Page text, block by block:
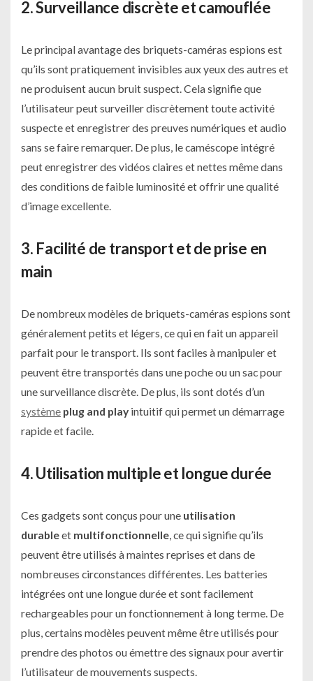
2. Surveillance discrète et camouflée
Le principal avantage des briquets-caméras espions est
qu’ils sont pratiquement invisibles aux yeux des autres et
ne produisent aucun bruit suspect. Cela signifie que
l’utilisateur peut surveiller discrètement toute activité
suspecte et enregistrer des preuves numériques et audio
sans se faire remarquer. De plus, le caméscope intégré
peut enregistrer des vidéos claires et nettes même dans
des conditions de faible luminosité et offrir une qualité
d’image excellente.
3. Facilité de transport et de prise en
main
De nombreux modèles de briquets-caméras espions sont
généralement petits et légers, ce qui en fait un appareil
parfait pour le transport. Ils sont faciles à manipuler et
peuvent être transportés dans une poche ou un sac pour
une surveillance discrète. De plus, ils sont dotés d’un
système plug and play intuitif qui permet un démarrage
rapide et facile.
4. Utilisation multiple et longue durée
Ces gadgets sont conçus pour une utilisation
durableet multifonctionnelle, ce qui signifie qu’ils
peuvent être utilisés à maintes reprises et dans de
nombreuses circonstances différentes. Les batteries
intégrées ont une longue durée et sont facilement
rechargeables pour un fonctionnement à long terme. De
plus, certains modèles peuvent même être utilisés pour
prendre des photos ou émettre des signaux pour avertir
l’utilisateur de mouvements suspects.